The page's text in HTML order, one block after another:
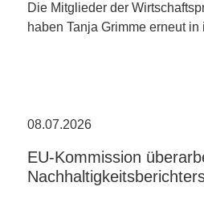
Die Mitglieder der
haben Tanja Grimme erneut
08.07.2026
EU-Kommission